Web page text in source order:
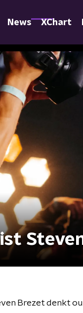
News XChart
Brezet denkt